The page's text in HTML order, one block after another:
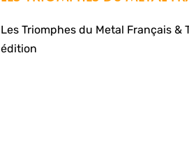
Les Triomphes du Metal Français
édition